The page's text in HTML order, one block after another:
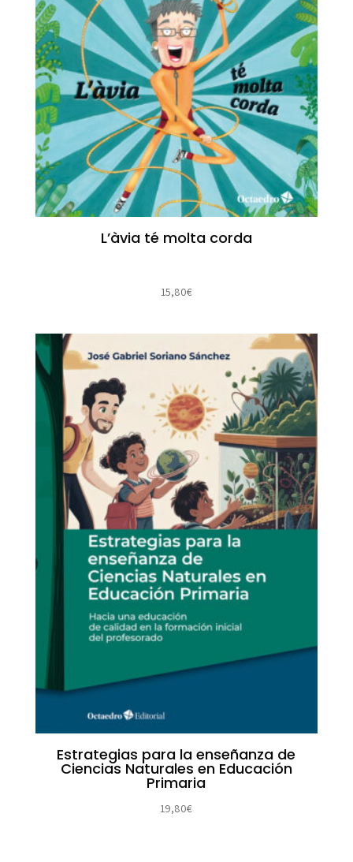
L’àvia té molta corda
15,80€
Estrategias para la enseñanza de
Ciencias Naturales en Educación
Primaria
19,80€